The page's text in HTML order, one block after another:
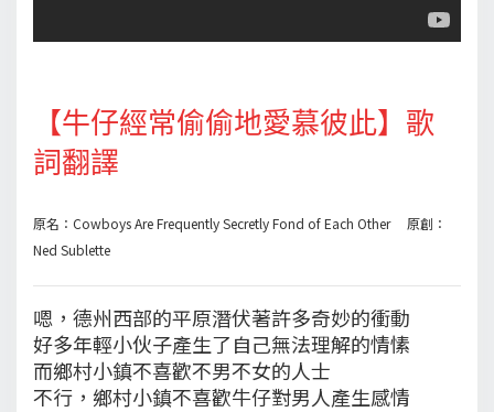
【牛仔經常偷偷地愛慕彼此】歌
詞翻譯
原名：Cowboys Are Frequently Secretly Fond of Each Other 原創：
Ned Sublette
嗯，德州西部的平原潛伏著許多奇妙的衝動
好多年輕小伙子產生了自己無法理解的情愫
而鄉村小鎮不喜歡不男不女的人士
不行，鄉村小鎮不喜歡牛仔對男人產生感情